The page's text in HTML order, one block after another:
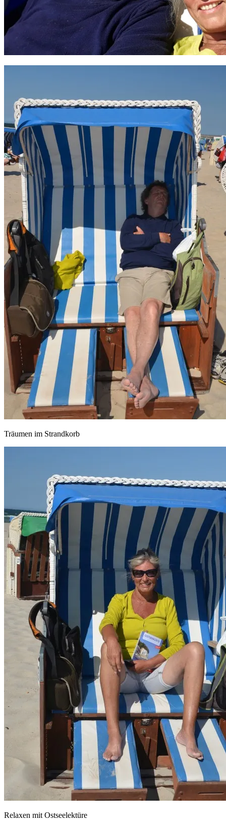
Träumen im Strandkorb
Relaxen mit Ostseelektüre